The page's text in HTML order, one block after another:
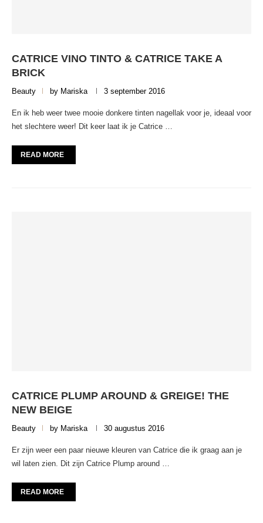
CATRICE VINO TINTO & CATRICE TAKE A
BRICK
Beauty by Mariska 3 september 2016
En ik heb weer twee mooie donkere tinten nagellak voor je, ideaal voor
het slechtere weer! Dit keer laat ik je Catrice …
READ MORE
CATRICE PLUMP AROUND & GREIGE! THE
NEW BEIGE
Beauty by Mariska 30 augustus 2016
Er zijn weer een paar nieuwe kleuren van Catrice die ik graag aan je
wil laten zien. Dit zijn Catrice Plump around …
READ MORE